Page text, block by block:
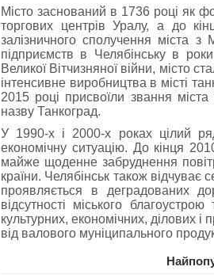
Місто заснований в 1736 році як
торгових центрів Уралу, а до
залізничного сполучення міста
підприємств в Челябінську в
Великої Вітчизняної війни, місто
інтенсивне виробництва в місті
2015 році присвоїли звання
назву Танкоград.
У 1990-х і 2000-х роках цілий
економічну ситуацію. До кінця
майже щоденне забруднення
країни. Челябінськ також відчуває
проявляється в деградованих
відсутності міського
культурних, економічних, ділових
від валового муніципального